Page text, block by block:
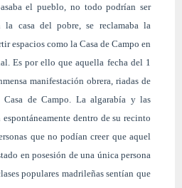
el pueblo, no todo podrían ser
la casa del pobre, se reclamaba la
espacios como la Casa de Campo en
Es por ello que aquella fecha del 1
manifestación obrera, riadas de
Casa de Campo. La algarabía y las
dentro de su recinto
que no podían creer que aquel
en posesión de una única persona
populares madrileñas sentían que